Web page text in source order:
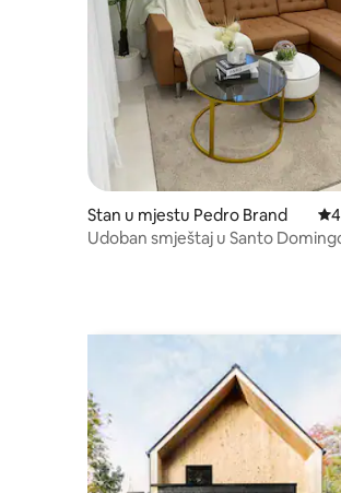
Stan u mjestu Pedro Brand
Udoban smještaj u Santo